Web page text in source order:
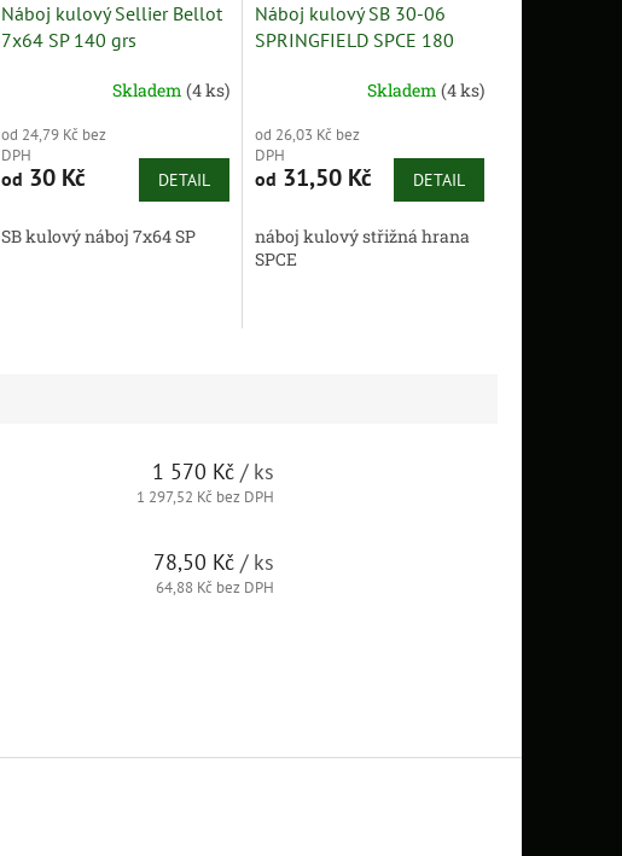
Náboj kulový Sellier Bellot
7x64 SP 140 grs
Skladem(4 ks)
od 24,79 Kč bez
DPH
od 30 Kč DETAIL
SB kulový náboj 7x64 SP
Náboj kulový SB 30-06
SPRINGFIELD SPCE 180
Skladem (4 ks)
od 26,03 Kč bez
DPH
od 31,50 Kč DETAIL
náboj kulový střižná hrana
SPCE
1 570 Kč / ks
1 297,52 Kč bez DPH
78,50 Kč / ks
64,88 Kč bez DPH